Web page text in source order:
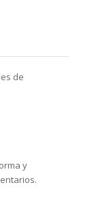
de
y